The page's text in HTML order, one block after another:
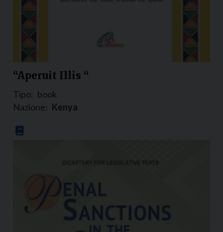
“Aperuit Illis “
Tipo: book
Nazione: Kenya